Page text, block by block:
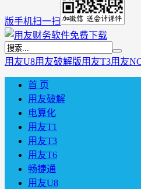
版手机扫一扫
用友U8用友破解版用友T3用友
首 页
用友破解
电算化
用友T1
用友T3
用友T6
畅捷通
用友U8